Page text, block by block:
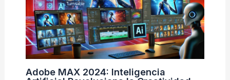
Adobe MAX 2024: Inteligencia